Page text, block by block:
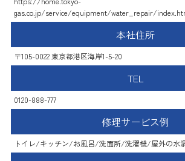
gas.co.jp/service/equipment/water_repair/
本社住所
〒105-0022 東京都港区海岸1-5-20
TEL
0120-888-777
修理サービス例
トイレ/キッチン/お風呂/洗面所/洗濯機/屋外の水